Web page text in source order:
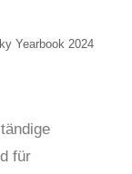
Yearbook 2024
für